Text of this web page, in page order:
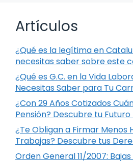
Artículos
¿Qué es la legítima en
necesitas saber sobre este
¿Qué es G.C. en la Vida
Necesitas Saber para Tu
¿Con 29 Años Cotizados
Pensión? Descubre tu
¿Te Obligan a Firmar Menos
Trabajas? Descubre tus
Orden General 11/2007: